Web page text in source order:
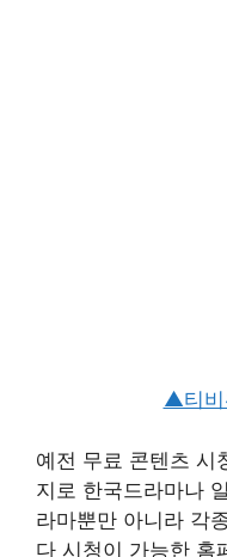
▲티비
예전 무료 콘텐츠 시
지로 한국드라마나
라마뿐만 아니라 각
다 시청이 가능한 홈